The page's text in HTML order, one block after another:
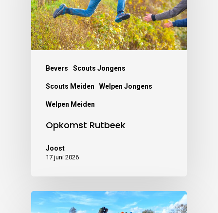
Bevers Scouts Jongens
Scouts Meiden Welpen Jongens
Welpen Meiden
Opkomst Rutbeek
Joost
17 juni 2026